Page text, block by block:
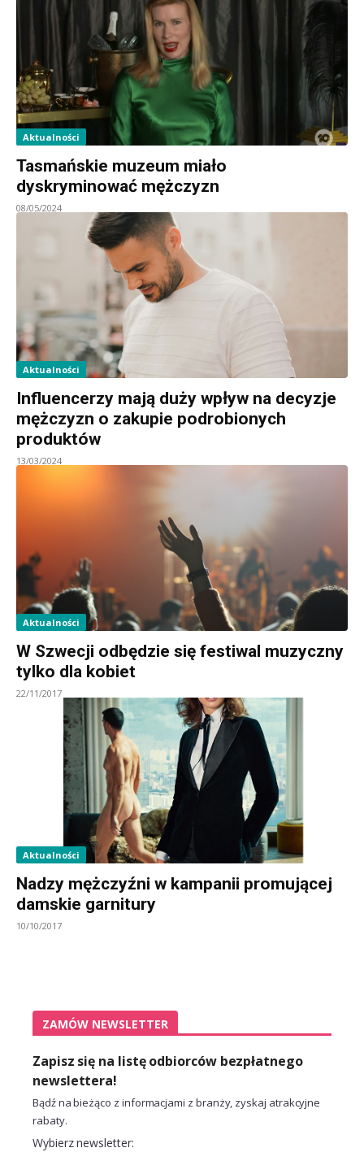
Aktualności
Tasmańskie muzeum miało
dyskryminować mężczyzn
08/05/2024
Aktualności
Influencerzy mają duży wpływ na decyzje
mężczyzn o zakupie podrobionych
produktów
13/03/2024
Aktualności
W Szwecji odbędzie się festiwal muzyczny
tylko dla kobiet
22/11/2017
Aktualności
Nadzy mężczyźni w kampanii promującej
damskie garnitury
10/10/2017
ZAMÓW NEWSLETTER
Zapisz się na listę odbiorców bezpłatnego
newslettera!
Bądź na bieżąco z informacjami z branży, zyskaj atrakcyjne
rabaty.
Wybierz newsletter: